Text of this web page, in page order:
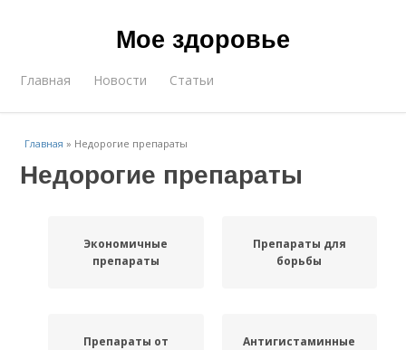
Мое здоровье
Главная Новости Статьи
Главная » Недорогие препараты
Недорогие препараты
Экономичные
препараты
Препараты для
борьбы
Препараты от
Антигистаминные